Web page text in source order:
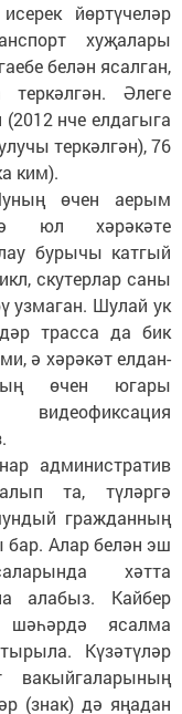
йөртүчеләр
хуҗалары
белән ясалган,
Әлеге
(2012 нче елдагыга
теркәлгән), 76
ким).
өчен аерым
юл хәрәкәте
бурычы катгый
скутерлар саны
узмаган. Шулай ук
трасса да бик
ә хәрәкәт елдан-
өчен югары
административ
та, түләргә
гражданның
бар. Алар белән эш
хәтта
алабыз. Кайбер
шәһәрдә ясалма
Күзәтүләр
вакыйгаларының
(знак) дә яңадан